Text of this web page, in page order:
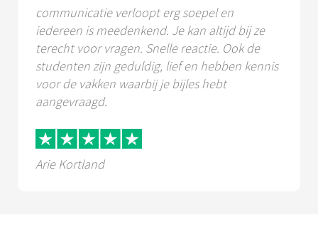
communicatie verloopt erg soepel en
iedereen is meedenkend. Je kan altijd bij ze
terecht voor vragen. Snelle reactie. Ook de
studenten zijn geduldig, lief en hebben kennis
voor de vakken waarbij je bijles hebt
aangevraagd.
Arie Kortland